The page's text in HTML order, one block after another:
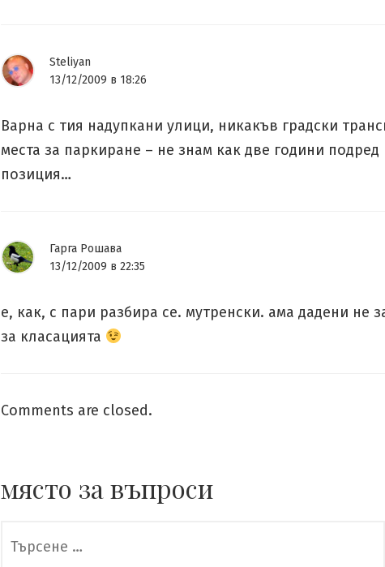
Steliyan
13/12/2009 в 18:26
Варна с тия надупкани улици, никакъв градски
места за паркиране – не знам как две години подред
позиция…
Гарга Рошава
13/12/2009 в 22:35
e, как, с пари разбира се. мутренски. ама дадени не
за класацията
Comments are closed.
място за въпроси
за: